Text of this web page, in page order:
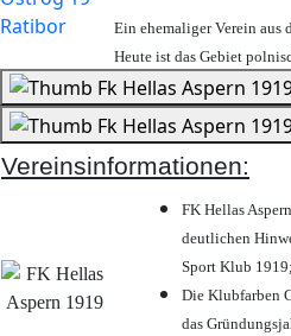
Ein ehemaliger Verein aus
Heute ist das Gebiet
Vereinsinformationen:
FK Hellas
deutlichen
Sport Klub 1919;
Die Klubfarben
das